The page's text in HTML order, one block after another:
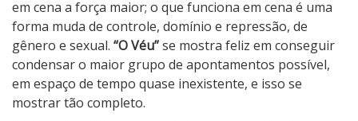
em cena a força maior; o que funciona em cena é uma
forma muda de controle, domínio e repressão, de
gênero e sexual. “O Véu”se mostra feliz em conseguir
condensar o maior grupo de apontamentos possível,
em espaço de tempo quase inexistente, e isso se
mostrar tão completo.